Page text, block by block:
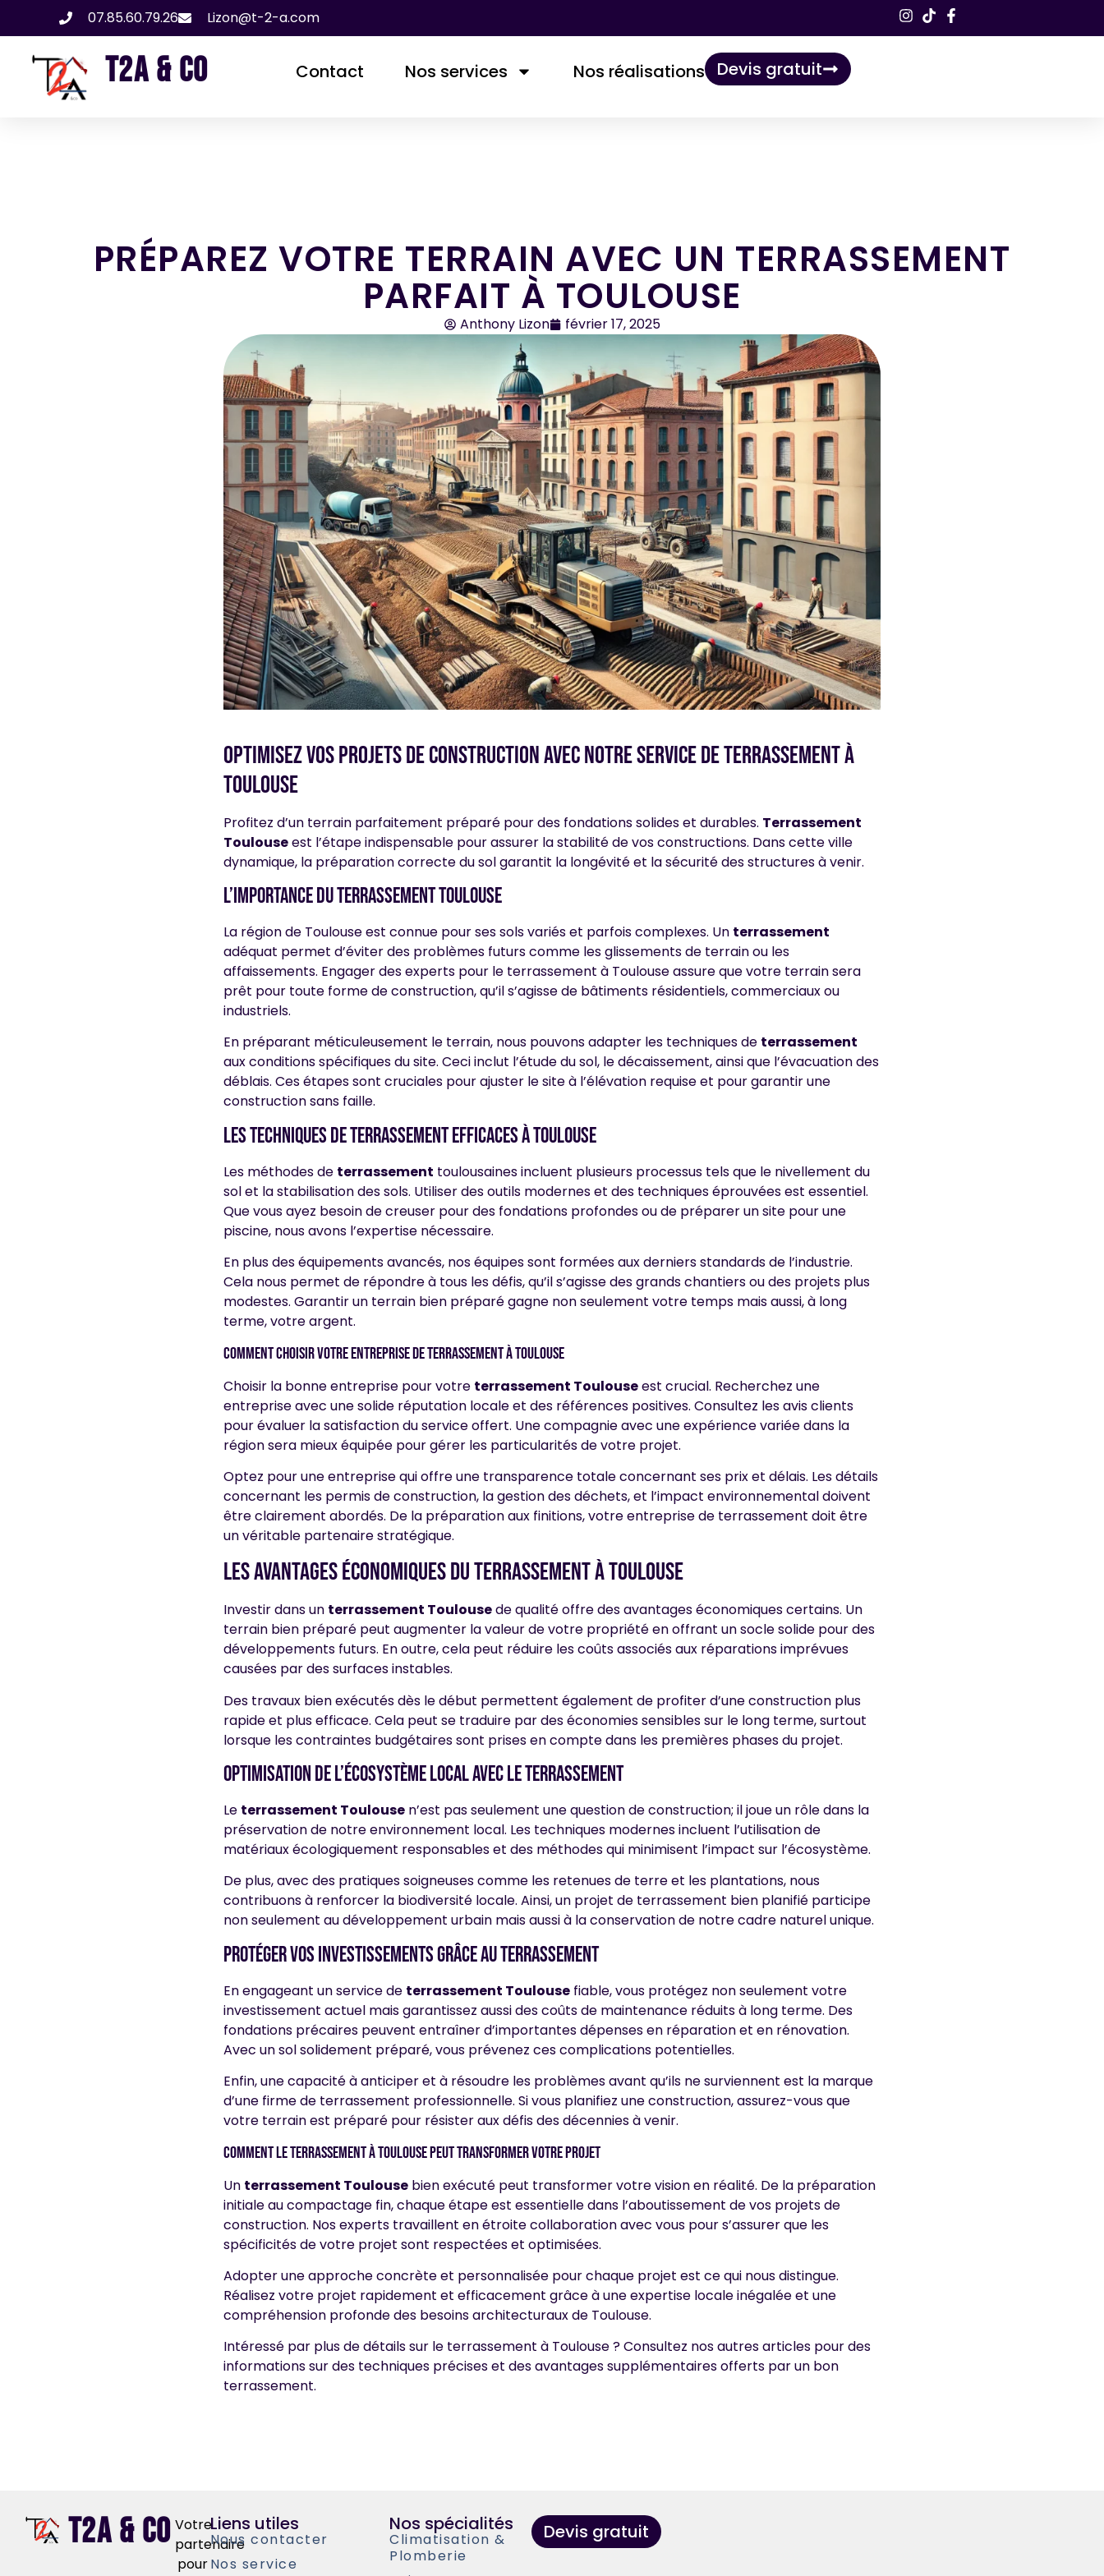
07.85.60.79.26 Lizon@t-2-a.com
T2A & CO Contact Nos services Nos réalisations​ Devis gratuit
PRÉPAREZ VOTRE TERRAIN AVEC UN TERRASSEMENT
PARFAIT À TOULOUSE
Anthony Lizon février 17, 2025
Optimisez vos projets de construction avec notre service de terrassement à
toulouse
Profitez d’un terrain parfaitement préparé pour des fondations solides et durables. Terrassement
Toulouseest l’étape indispensable pour assurer la stabilité de vos constructions. Dans cette ville
dynamique, la préparation correcte du sol garantit la longévité et la sécurité des structures à venir.
L’importance du terrassement toulouse
La région de Toulouse est connue pour ses sols variés et parfois complexes. Un terrassement
adéquat permet d’éviter des problèmes futurs comme les glissements de terrain ou les
affaissements. Engager des experts pour le terrassement à Toulouse assure que votre terrain sera
prêt pour toute forme de construction, qu’il s’agisse de bâtiments résidentiels, commerciaux ou
industriels.
En préparant méticuleusement le terrain, nous pouvons adapter les techniques de terrassement
aux conditions spécifiques du site. Ceci inclut l’étude du sol, le décaissement, ainsi que l’évacuation des
déblais. Ces étapes sont cruciales pour ajuster le site à l’élévation requise et pour garantir une
construction sans faille.
Les techniques de terrassement efficaces à toulouse
Les méthodes de terrassement toulousaines incluent plusieurs processus tels que le nivellement du
sol et la stabilisation des sols. Utiliser des outils modernes et des techniques éprouvées est essentiel.
Que vous ayez besoin de creuser pour des fondations profondes ou de préparer un site pour une
piscine, nous avons l’expertise nécessaire.
En plus des équipements avancés, nos équipes sont formées aux derniers standards de l’industrie.
Cela nous permet de répondre à tous les défis, qu’il s’agisse des grands chantiers ou des projets plus
modestes. Garantir un terrain bien préparé gagne non seulement votre temps mais aussi, à long
terme, votre argent.
Comment choisir votre entreprise de terrassement à toulouse
Choisir la bonne entreprise pour votre terrassement Toulouseest crucial. Recherchez une
entreprise avec une solide réputation locale et des références positives. Consultez les avis clients
pour évaluer la satisfaction du service offert. Une compagnie avec une expérience variée dans la
région sera mieux équipée pour gérer les particularités de votre projet.
Optez pour une entreprise qui offre une transparence totale concernant ses prix et délais. Les détails
concernant les permis de construction, la gestion des déchets, et l’impact environnemental doivent
être clairement abordés. De la préparation aux finitions, votre entreprise de terrassement doit être
un véritable partenaire stratégique.
Les avantages économiques du terrassement à toulouse
Investir dans un terrassement Toulousede qualité offre des avantages économiques certains. Un
terrain bien préparé peut augmenter la valeur de votre propriété en offrant un socle solide pour des
développements futurs. En outre, cela peut réduire les coûts associés aux réparations imprévues
causées par des surfaces instables.
Des travaux bien exécutés dès le début permettent également de profiter d’une construction plus
rapide et plus efficace. Cela peut se traduire par des économies sensibles sur le long terme, surtout
lorsque les contraintes budgétaires sont prises en compte dans les premières phases du projet.
Optimisation de l’écosystème local avec le terrassement
Le terrassement Toulouse n’est pas seulement une question de construction; il joue un rôle dans la
préservation de notre environnement local. Les techniques modernes incluent l’utilisation de
matériaux écologiquement responsables et des méthodes qui minimisent l’impact sur l’écosystème.
De plus, avec des pratiques soigneuses comme les retenues de terre et les plantations, nous
contribuons à renforcer la biodiversité locale. Ainsi, un projet de terrassement bien planifié participe
non seulement au développement urbain mais aussi à la conservation de notre cadre naturel unique.
Protéger vos investissements grâce au terrassement
En engageant un service de terrassement Toulouse fiable, vous protégez non seulement votre
investissement actuel mais garantissez aussi des coûts de maintenance réduits à long terme. Des
fondations précaires peuvent entraîner d’importantes dépenses en réparation et en rénovation.
Avec un sol solidement préparé, vous prévenez ces complications potentielles.
Enfin, une capacité à anticiper et à résoudre les problèmes avant qu’ils ne surviennent est la marque
d’une firme de terrassement professionnelle. Si vous planifiez une construction, assurez-vous que
votre terrain est préparé pour résister aux défis des décennies à venir.
Comment le terrassement à toulouse peut transformer votre projet
Un terrassement Toulouse bien exécuté peut transformer votre vision en réalité. De la préparation
initiale au compactage fin, chaque étape est essentielle dans l’aboutissement de vos projets de
construction. Nos experts travaillent en étroite collaboration avec vous pour s’assurer que les
spécificités de votre projet sont respectées et optimisées.
Adopter une approche concrète et personnalisée pour chaque projet est ce qui nous distingue.
Réalisez votre projet rapidement et efficacement grâce à une expertise locale inégalée et une
compréhension profonde des besoins architecturaux de Toulouse.
Intéressé par plus de détails sur le terrassement à Toulouse ? Consultez nos autres articles pour des
informations sur des techniques précises et des avantages supplémentaires offerts par un bon
terrassement.
Liens utiles
Nous contacter
Nos service
Nos spécialités
Climatisation &
Plomberie
T2A & Co Votre
partenaire
pour
Devis gratuit